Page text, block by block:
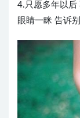
4.只愿多年以后
眼睛一眯 告诉